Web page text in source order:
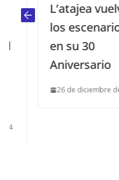
L’atajea vuelve a
los escenarios
en su 30
Aniversario
26 de diciembre de 2017